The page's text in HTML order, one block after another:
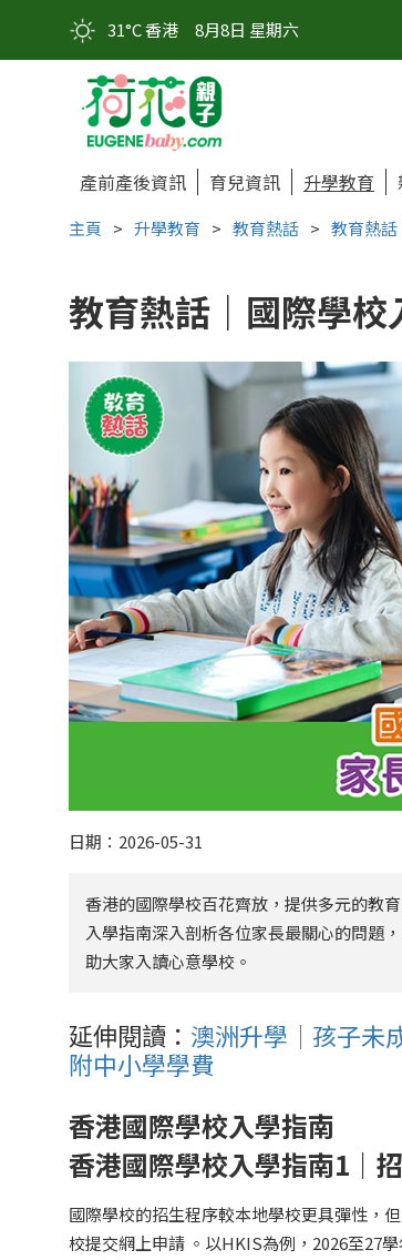
31°C 香港 8月8日 星期六
產前產後資訊 育兒資訊 升學教育
主頁 > 升學教育 > 教育熱話 > 教育熱
教育熱話｜國際學
日期：2026-05-31
香港的國際學校百花齊放，提供多元的教
入學指南深入剖析各位家長最關心的問題
助大家入讀心意學校。
延伸閱讀： 澳洲升學｜孩子未
附中小學學費
香港國際學校入學指南
香港國際學校入學指南1｜
國際學校的招生程序較本地學校更具彈性，
校提交網上申請 。以HKIS為例，2026至27